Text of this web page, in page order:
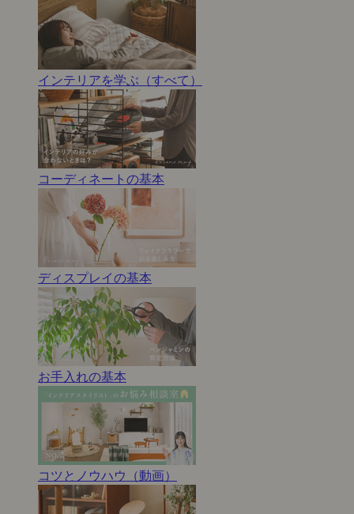
インテリアを学ぶ（すべて）
コーディネートの基本
ディスプレイの基本
お手入れの基本
コツとノウハウ（動画）